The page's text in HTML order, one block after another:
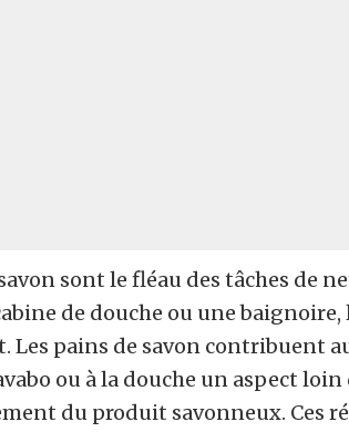
sont le fléau des tâches de
de douche ou une
Les pains de savon contribuent
ou à la douche un aspect
du produit savonneux. Ces